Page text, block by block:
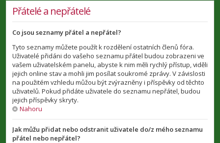
Přátelé a nepřátelé
Co jsou seznamy přátel a nepřátel?
Tyto seznamy můžete použít k rozdělení ostatních členů fóra.
Uživatelé přidáni do vašeho seznamu přátel budou zobrazeni ve
vašem uživatelském panelu, abyste k nim měli rychlý přístup, viděli
jejich online stav a mohli jim posílat soukromé zprávy. V závislosti
na použitém vzhledu můžou být zvýrazněny i příspěvky od těchto
uživatelů. Pokud přidáte uživatele do seznamu nepřátel, budou
jejich příspěvky skryty.
Nahoru
Jak můžu přidat nebo odstranit uživatele do/z mého seznamu
přátel nebo nepřátel?